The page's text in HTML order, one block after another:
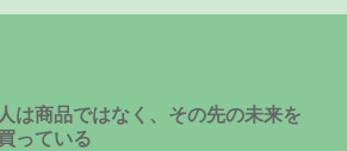
人は商品ではなく、その先の未来を
っている